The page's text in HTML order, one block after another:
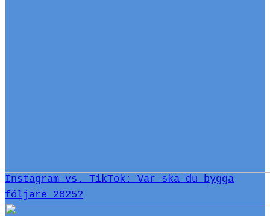
Instagram vs. TikTok: Var ska du bygga
följare 2025?